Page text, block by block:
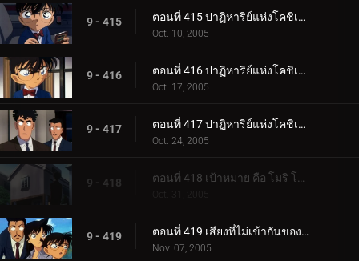
9 - 415 ตอนที่ 415 ปาฏิหาริย์แห่งโคชิเอน ไม่ยอมแพ้ปิศาจที่มองไม่เห็น (ตอนพิเศษ ตอนที่ 2) ยอดนักสืบจิ๋วโค__.
Oct. 10, 2005
9 - 416 ตอนที่ 416 ปาฏิหาริย์แห่งโคชิเอน ไม่ยอมแพ้ปิศาจที่มองไม่เห็น (ตอนพิเศษ ตอนที่ 3) ยอดนักสืบจิ๋วโค__.
Oct. 17, 2005
9 - 417 ตอนที่ 417 ปาฏิหาริย์แห่งโคชิเอน ไม่ยอมแพ้ปิศาจที่มองไม่เห็น (ตอนพิเศษ ตอนจบ) ยอดนักสืบจิ๋วโคนั_.
Oct. 24, 2005
9 - 418 ตอนที่ 418 เป้าหมาย คือ โมริ โคโกโร่ !
Oct. 31, 2005
9 - 419 ตอนที่ 419 เสียงที่ไม่เข้ากันของสตราดีวาริอุส (เพลงโหมโรง)
Nov. 07, 2005